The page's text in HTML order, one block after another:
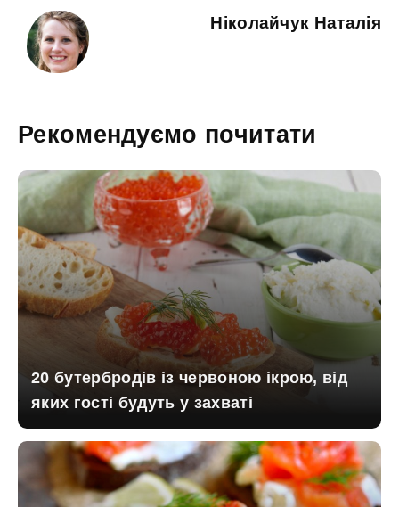
Ніколайчук Наталія
Рекомендуємо почитати
20 бутербродів із червоною ікрою, від
яких гості будуть у захваті